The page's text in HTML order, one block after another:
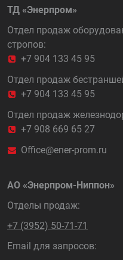
ТД «Энерпром»
Отдел продаж
стропов:
+7 904 133 45 95
Отдел продаж
+7 904 133 45 95
Отдел продаж
+7 908 669 65 27
Office@ener-prom.ru
АО «Энерпром-Ниппон»
Отделы продаж:
+7 (3952) 50-71-71
Email для запросов: